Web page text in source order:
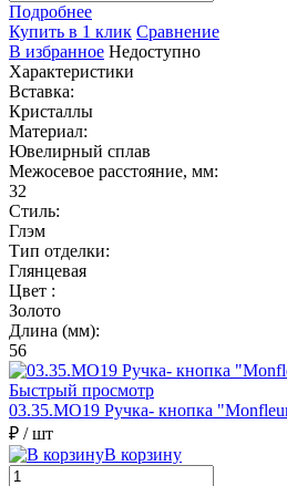
Подробнее
Купить в 1 клик Сравнение
В избранное Недоступно
Характеристики
Вставка:
Кристаллы
Материал:
Ювелирный сплав
Межосевое расстояние, мм:
32
Стиль:
Глэм
Тип отделки:
Глянцевая
Цвет :
Золото
Длина (мм):
56
Быстрый просмотр
03.35.MO19 Ручка- кнопка
₽ / шт
В корзину